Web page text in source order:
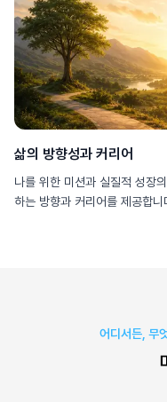
삶의 방향성과 커리어
나를 위한 미션과 실질적 성장
하는 방향과 커리어를 제공합니
어디서든, 무